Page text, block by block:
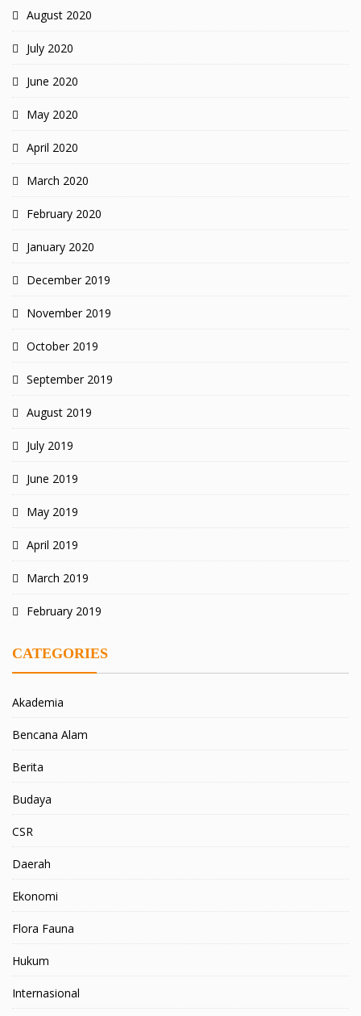
August 2020
July 2020
June 2020
May 2020
April 2020
March 2020
February 2020
January 2020
December 2019
November 2019
October 2019
September 2019
August 2019
July 2019
June 2019
May 2019
April 2019
March 2019
February 2019
CATEGORIES
Akademia
Bencana Alam
Berita
Budaya
CSR
Daerah
Ekonomi
Flora Fauna
Hukum
Internasional